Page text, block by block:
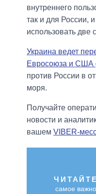
внутреннего
так и для России,
использовать две
Украина ведет
Евросоюза и США
против России в
моря.
Получайте
новости и
вашем VIBER-
ЧИТАЙТЕ
самое